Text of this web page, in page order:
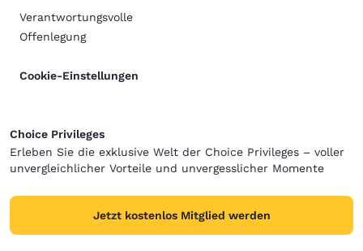
Verantwortungsvolle
Offenlegung
Cookie-Einstellungen
Choice Privileges
Erleben Sie die exklusive Welt der Choice Privileges – voller
unvergleichlicher Vorteile und unvergesslicher Momente
Jetzt kostenlos Mitglied werden